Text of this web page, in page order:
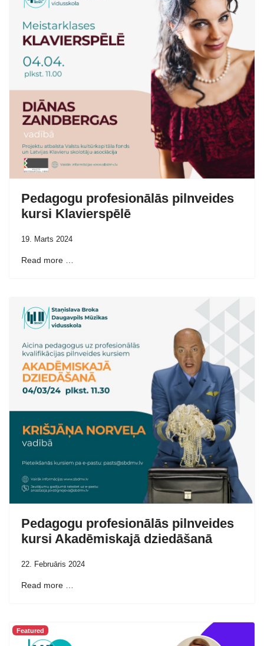
Pedagogu profesionālās pilnveides
kursi Klavierspēlē
19. Marts 2024
Read more …
Pedagogu profesionālās pilnveides
kursi Akadēmiskajā dziedāšanā
22. Februāris 2024
Read more …
Featured